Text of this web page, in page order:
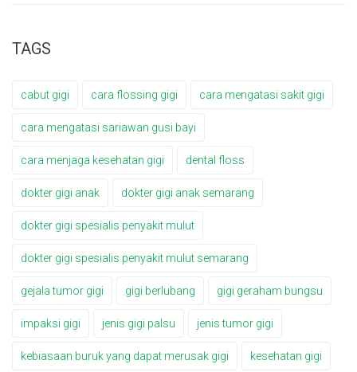
TAGS
cabut gigi cara flossing gigi cara mengatasi sakit gigi
cara mengatasi sariawan gusi bayi
cara menjaga kesehatan gigi dental floss
dokter gigi anak dokter gigi anak semarang
dokter gigi spesialis penyakit mulut
dokter gigi spesialis penyakit mulut semarang
gejala tumor gigi gigi berlubang gigi geraham bungsu
impaksi gigi jenis gigi palsu jenis tumor gigi
kebiasaan buruk yang dapat merusak gigi kesehatan gigi